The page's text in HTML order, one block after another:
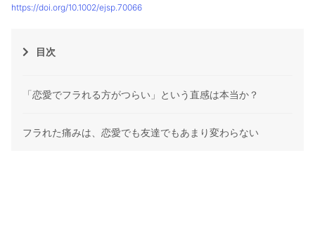
https://doi.org/10.1002/ejsp.70066
目次
「恋愛でフラれる方がつらい」という直感は本当か？
フラれた痛みは、恋愛でも友達でもあまり変わらない